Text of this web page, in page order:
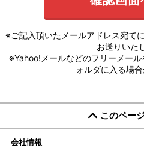
※ご記入頂いたメールアドレス宛て
お送りいた
※Yahoo!メールなどのフリーメー
ォルダに入る場合
このペー
会社情報